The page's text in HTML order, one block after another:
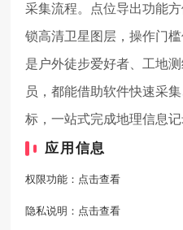
采集流程。点位导出功能
锁高清卫星图层，操作门
是户外徒步爱好者、工地
员，都能借助软件快速采
标，一站式完成地理信息记
应用信息
权限功能： 点击查看
隐私说明： 点击查看